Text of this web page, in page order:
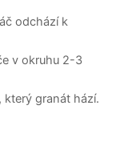
odchází k
v okruhu 2-3
granát hází.